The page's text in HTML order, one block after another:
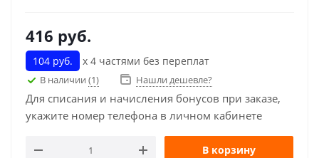
416 руб.
104 руб. х 4 частями без переплат
В наличии (1) Нашли дешевле?
Для списания и начисления бонусов при заказе,
укажите номер телефона в личном кабинете
В корзину